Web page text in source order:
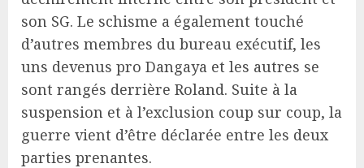
son SG. Le schisme a également touché
d’autres membres du bureau exécutif, les
uns devenus pro Dangaya et les autres se
sont rangés derrière Roland. Suite à la
suspension et à l’exclusion coup sur coup, la
guerre vient d’être déclarée entre les deux
parties prenantes.